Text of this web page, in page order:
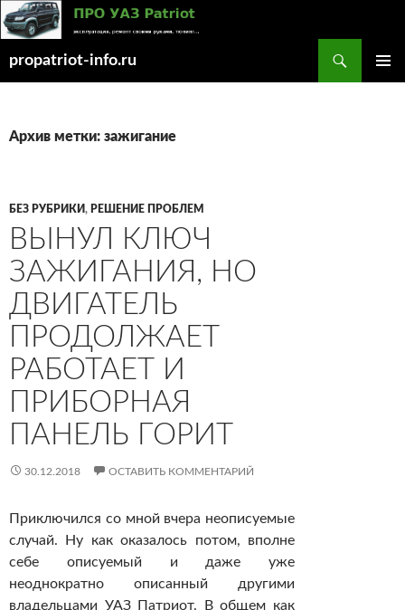
propatriot-info.ru
Архив метки: зажигание
БЕЗ РУБРИКИ, РЕШЕНИЕ ПРОБЛЕМ
ВЫНУЛ КЛЮЧ
ЗАЖИГАНИЯ, НО
ДВИГАТЕЛЬ
ПРОДОЛЖАЕТ
РАБОТАЕТ И
ПРИБОРНАЯ
ПАНЕЛЬ ГОРИТ
30.12.2018 ОСТАВИТЬ КОММЕНТАРИЙ
Приключился со мной вчера неописуемые
случай. Ну как оказалось потом, вполне
себе описуемый и даже уже
неоднократно описанный другими
владельцами УАЗ Патриот. В общем как